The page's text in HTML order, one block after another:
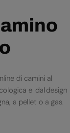
di camini al
e dal design
a pellet o a gas.